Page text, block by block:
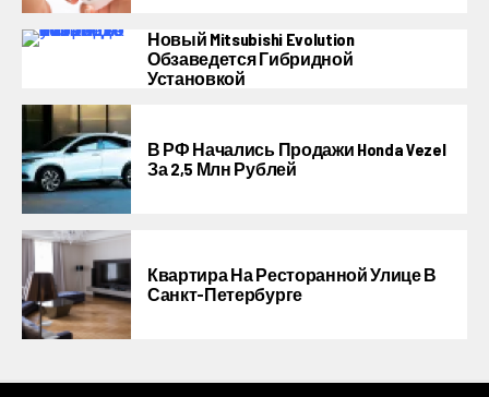
Новый Mitsubishi Evolution
Обзаведется Гибридной
Установкой
В РФ Начались Продажи Honda Vezel
За 2,5 Млн Рублей
Квартира На Ресторанной Улице В
Санкт-Петербурге